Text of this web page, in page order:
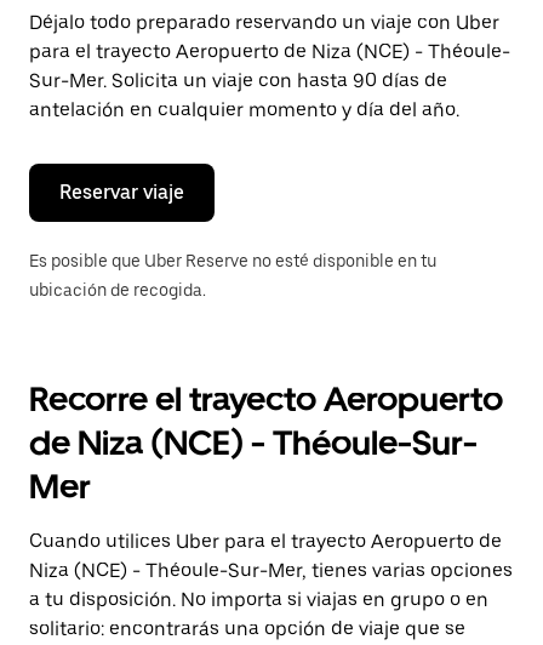
fecha.
Pulsa
el
botón
de
escape
cerrar
calendario.
Déjalo todo preparado reservando un viaje con Uber
para el trayecto Aeropuerto de Niza (NCE) - Théoule-
Sur-Mer. Solicita un viaje con hasta 90 días de
antelación en cualquier momento y día del año.
Reservar viaje
Es posible que Uber Reserve no esté disponible en tu
ubicación de recogida.
Recorre el trayecto Aeropuerto
de Niza (NCE) - Théoule-Sur-
Mer
Cuando utilices Uber para el trayecto Aeropuerto de
Niza (NCE) - Théoule-Sur-Mer, tienes varias opciones
a tu disposición. No importa si viajas en grupo o en
solitario: encontrarás una opción de viaje que se